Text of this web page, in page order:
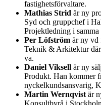
fastighetsförvaltare.
Mathias Strid är ny
Syd och gruppchef i
Projektledning i
Per Löfström är ny vd
Teknik & Arkitektur
va.
Daniel Viksell är ny
Produkt. Han kommer
nyckelkundsansvarig,
Martin Wernqvist är
Konsultbyrå i